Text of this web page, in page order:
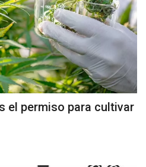
el permiso para cultivar